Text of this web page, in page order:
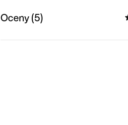
Oceny (5)